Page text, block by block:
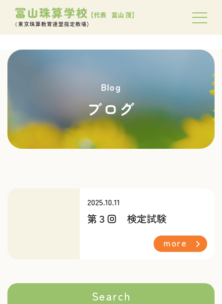
Blog
ブログ
2025.10.11
第３回 検定試験
more
Search